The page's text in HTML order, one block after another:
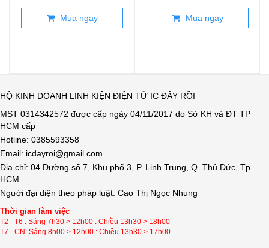
Mua ngay Mua ngay
HỘ KINH DOANH LINH KIỆN ĐIỆN TỬ IC ĐÂY RỒI
MST 0314342572 được cấp ngày 04/11/2017 do Sở KH và ĐT TP
HCM cấp
Hotline: 0385593358
Email: icdayroi@gmail.com
Địa chỉ: 04 Đường số 7, Khu phố 3, P. Linh Trung, Q. Thủ Đức, Tp.
HCM
Người đại diện theo pháp luật: Cao Thị Ngọc Nhung
Thời gian làm việc
T2 - T6 : Sáng 7h30 > 12h00 : Chiều 13h30 > 18h00
T7 - CN: Sáng 8h00 > 12h00 : Chiều 13h30 > 17h00